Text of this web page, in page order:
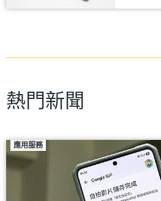
熱門新聞
應用服務